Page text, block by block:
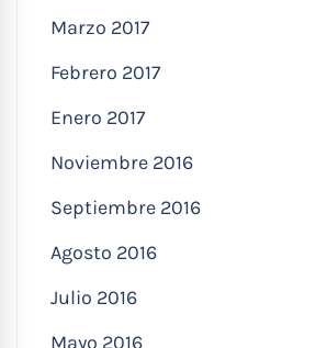
Marzo 2017
Febrero 2017
Enero 2017
Noviembre 2016
Septiembre 2016
Agosto 2016
Julio 2016
Mayo 2016